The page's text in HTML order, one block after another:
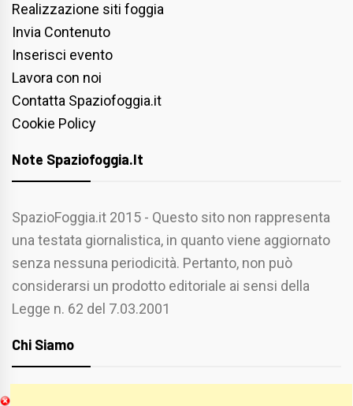
Realizzazione siti foggia
Invia Contenuto
Inserisci evento
Lavora con noi
Contatta Spaziofoggia.it
Cookie Policy
Note Spaziofoggia.it
SpazioFoggia.it 2015 - Questo sito non rappresenta
una testata giornalistica, in quanto viene aggiornato
senza nessuna periodicità. Pertanto, non può
considerarsi un prodotto editoriale ai sensi della
Legge n. 62 del 7.03.2001
Chi Siamo